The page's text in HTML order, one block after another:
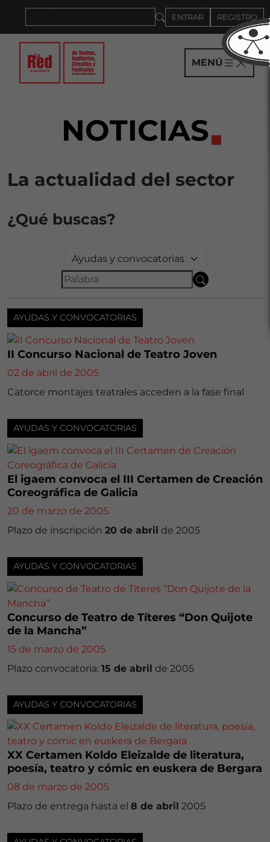
ENTRAR REGISTRO
MENÚ
NOTICIAS
La actualidad del sector
¿Qué buscas?
AYUDAS Y CONVOCATORIAS
II Concurso Nacional de Teatro Joven
02 de abril de 2005
Catorce montajes teatrales acceden a la fase final
AYUDAS Y CONVOCATORIAS
El igaem convoca el III Certamen de Creación
Coreográfica de Galicia
20 de marzo de 2005
Plazo de inscripción 20 de abril de 2005
AYUDAS Y CONVOCATORIAS
Concurso de Teatro de Títeres “Don Quijote
de la Mancha”
15 de marzo de 2005
Plazo convocatoria: 15 de abril de 2005
AYUDAS Y CONVOCATORIAS
XX Certamen Koldo Eleizalde de literatura,
poesía, teatro y cómic en euskera de Bergara
08 de marzo de 2005
Plazo de entrega hasta el 8 de abril 2005